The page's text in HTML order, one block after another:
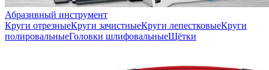
Абразивный инструмент
Круги отрезныеКруги зачистныеКруги лепестковыеКруги
полировальныеГоловки шлифовальныеЩётки